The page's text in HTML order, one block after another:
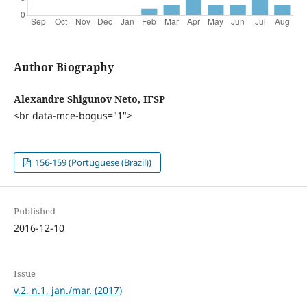
Author Biography
Alexandre Shigunov Neto, IFSP
<br data-mce-bogus="1">
156-159 (Portuguese (Brazil))
Published
2016-12-10
Issue
v.2, n.1, jan./mar. (2017)